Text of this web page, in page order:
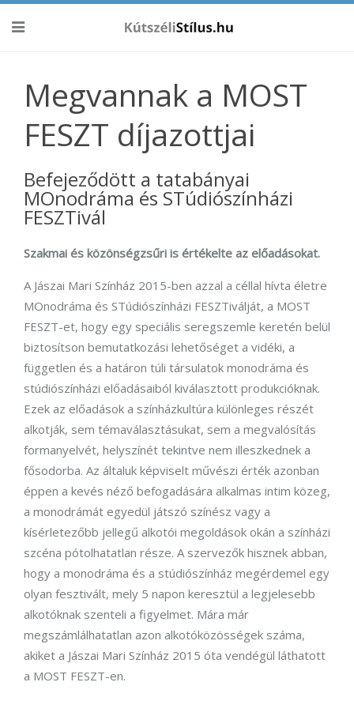
Megvannak a MOST
FESZT díjazottjai
Befejeződött a tatabányai
MOnodráma és STúdiószínházi
FESZTivál
Szakmai és közönségzsűri is értékelte az előadásokat.
A Jászai Mari Színház 2015-ben azzal a céllal hívta életre
MOnodráma és STúdiószínházi FESZTiválját, a MOST
FESZT-et, hogy egy speciális seregszemle keretén belül
biztosítson bemutatkozási lehetőséget a vidéki, a
független és a határon túli társulatok monodráma és
stúdiószínházi előadásaiból kiválasztott produkcióknak.
Ezek az előadások a színházkultúra különleges részét
alkotják, sem témaválasztásukat, sem a megvalósítás
formanyelvét, helyszínét tekintve nem illeszkednek a
fősodorba. Az általuk képviselt művészi érték azonban
éppen a kevés néző befogadására alkalmas intim közeg,
a monodrámát egyedül játszó színész vagy a
kísérletezőbb jellegű alkotói megoldások okán a színházi
szcéna pótolhatatlan része. A szervezők hisznek abban,
hogy a monodráma és a stúdiószínház megérdemel egy
olyan fesztivált, mely 5 napon keresztül a legjelesebb
alkotóknak szenteli a figyelmet. Mára már
megszámlálhatatlan azon alkotóközösségek száma,
akiket a Jászai Mari Színház 2015 óta vendégül láthatott
a MOST FESZT-en.